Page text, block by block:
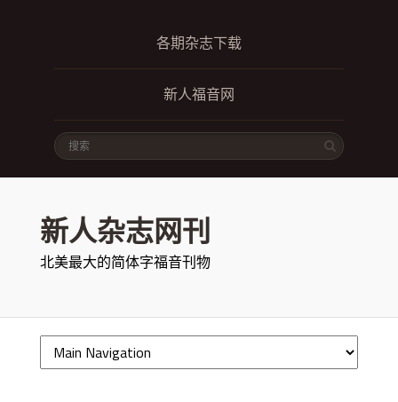
各期杂志下载
新人福音网
新人杂志网刊
北美最大的简体字福音刊物